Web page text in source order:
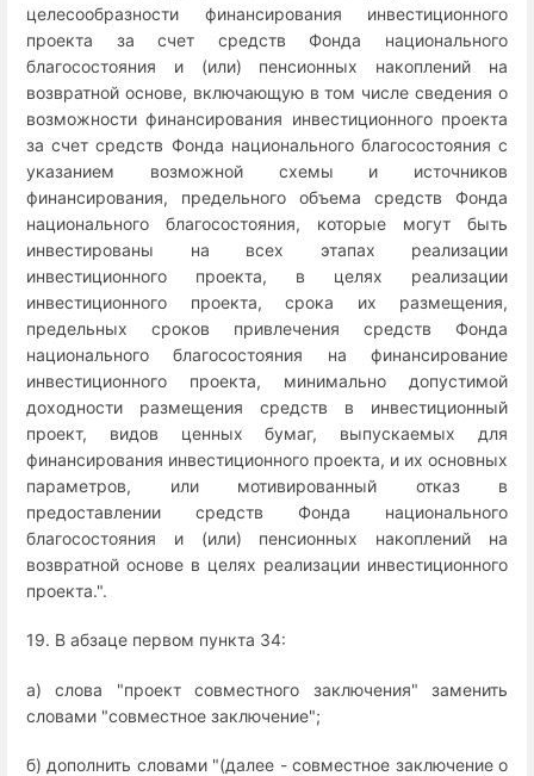
целесообразности финансирования инвестиционного
проекта за счет средств Фонда национального
благосостояния и (или) пенсионных накоплений на
возвратной основе, включающую в том числе сведения о
возможности финансирования инвестиционного проекта
за счет средств Фонда национального благосостояния с
указанием возможной схемы и источников
финансирования, предельного объема средств Фонда
национального благосостояния, которые могут быть
инвестированы на всех этапах реализации
инвестиционного проекта, в целях реализации
инвестиционного проекта, срока их размещения,
предельных сроков привлечения средств Фонда
национального благосостояния на финансирование
инвестиционного проекта, минимально допустимой
доходности размещения средств в инвестиционный
проект, видов ценных бумаг, выпускаемых для
финансирования инвестиционного проекта, и их основных
параметров, или мотивированный отказ в
предоставлении средств Фонда национального
благосостояния и (или) пенсионных накоплений на
возвратной основе в целях реализации инвестиционного
проекта.".
19. В абзаце первом пункта 34:
а) слова "проект совместного заключения" заменить
словами "совместное заключение";
б) дополнить словами "(далее - совместное заключение о